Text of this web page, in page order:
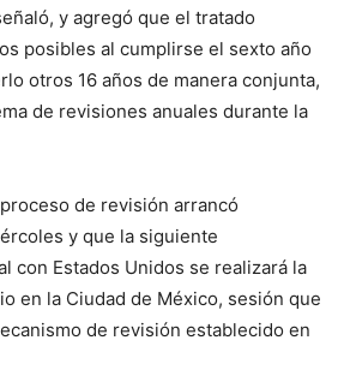
y agregó que el tratado
posibles al cumplirse el sexto año
otros 16 años de manera conjunta,
de revisiones anuales durante la
de revisión arrancó
y que la siguiente
con Estados Unidos se realizará la
en la Ciudad de México, sesión que
de revisión establecido en